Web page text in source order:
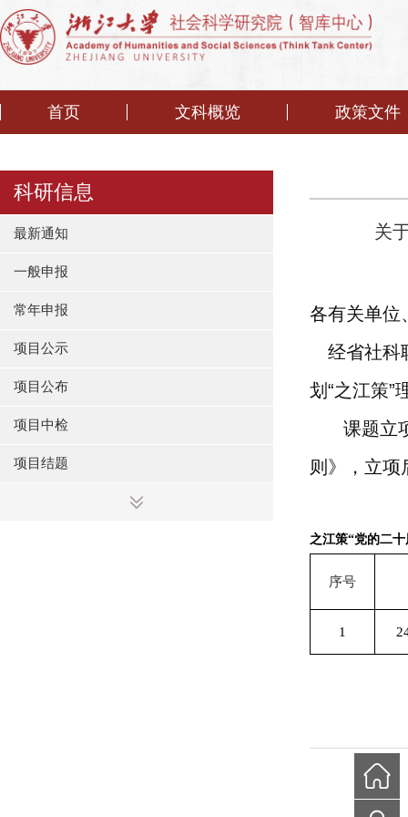
首页 文科概览 政策文件
科研信息
最新通知
一般申报
常年申报
项目公示
项目公布
项目中检
项目结题
关
各有关单位
经省社科
划 “之江策”
课题立
则》，立项
之江策“党的二
序号
1